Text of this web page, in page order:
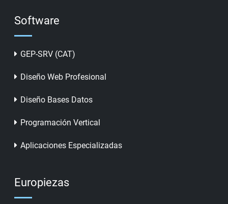
Software
GEP-SRV (CAT)
Diseño Web Profesional
Diseño Bases Datos
Programación Vertical
Aplicaciones Especializadas
Europiezas